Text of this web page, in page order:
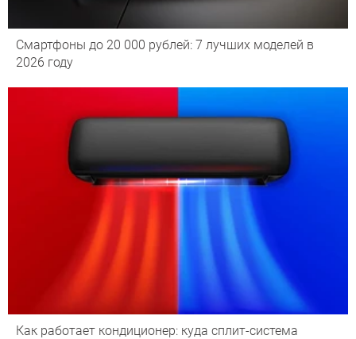
Смартфоны до 20 000 рублей: 7 лучших моделей в
2026 году
Как работает кондиционер: куда сплит-система